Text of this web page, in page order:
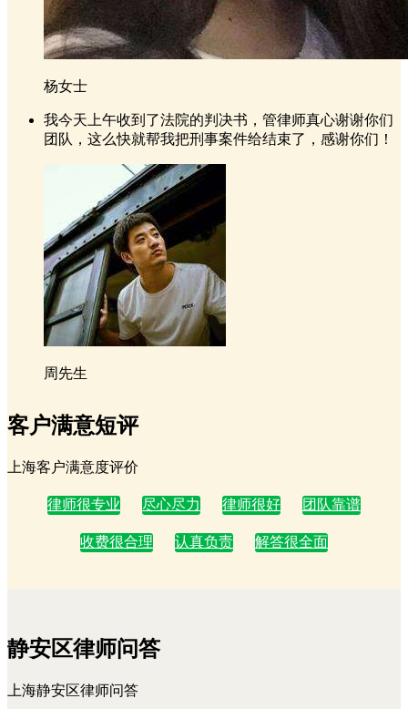
杨女士
我今天上午收到了法院的判决书，管律师真心谢谢你们
团队，这么快就帮我把刑事案件给结束了，感谢你们！
周先生
客户满意短评
上海客户满意度评价
律师很专业 尽心尽力 律师很好 团队靠谱
收费很合理 认真负责 解答很全面
静安区律师问答
上海静安区律师问答